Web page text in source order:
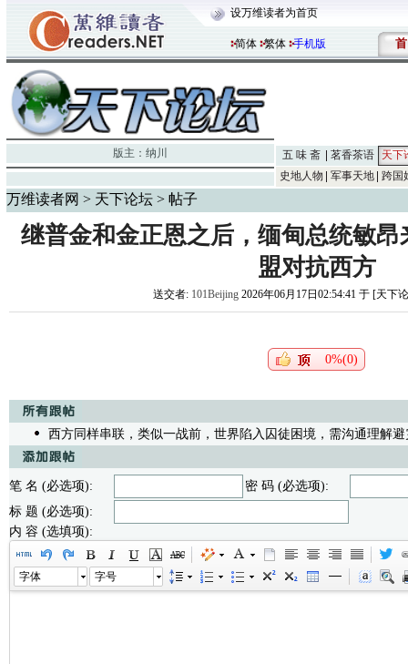
设万维读者为首页
简体 繁体 手机版 首
版主： 纳川 五 味 斋 茗香茶语
天下
史地人物
军事天地 跨国
万维读者网 > 天下论坛 > 帖子
继普金和金正恩之后，缅甸总统敏
盟对抗西方
送交者: 101Beijing2026年06月17日02:54:41 于 [天下
0%(0)
西方同样串联，类似一战前，世界陷入囚徒困境，需沟通理解避
笔 名 (必选项):
密 码 (必选项):
标 题 (必选项):
内 容 (选填项):
字体 字号